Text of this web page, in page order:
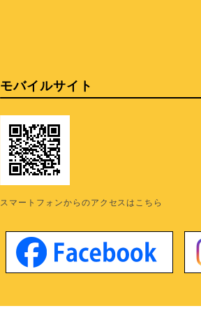
モバイルサイト
スマートフォンからのアクセスはこちら